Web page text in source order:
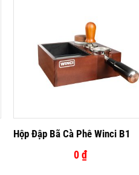
Hộp Đập Bã Cà Phê Winci B1
0₫